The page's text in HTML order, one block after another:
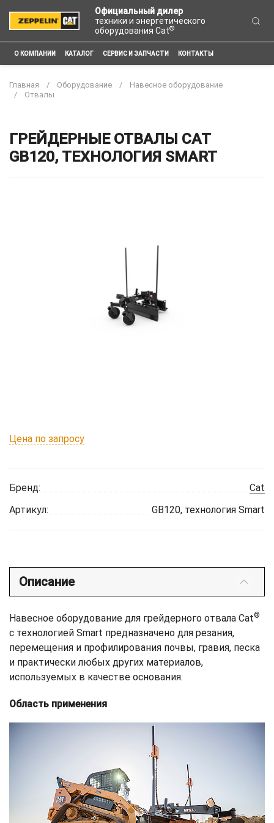
Официальный дилер
техники и энергетического
оборудования Cat®
О КОМПАНИИ КАТАЛОГ СЕРВИС И ЗАПЧАСТИ КОНТАКТЫ
Главная Оборудование
Навесное оборудование
Отвалы
ГРЕЙДЕРНЫЕ ОТВАЛЫ CAT
GB120, ТЕХНОЛОГИЯ SMART
Цена по запросу
Бренд:
Cat
Артикул:
GB120, технология Smart
Описание
Навесное оборудование для грейдерного отвала Cat®
с технологией Smart предназначено для резания,
перемещения и профилирования почвы, гравия, песка
и практически любых других материалов,
используемых в качестве основания.
Область применения